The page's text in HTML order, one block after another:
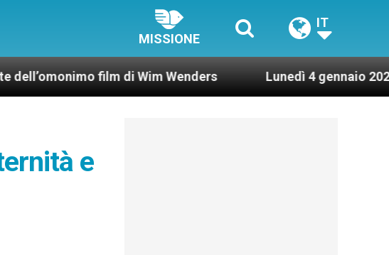
MISSIONE
IT
film di Wim Wenders Lunedì 4 gennaio 2021: Possesso
e